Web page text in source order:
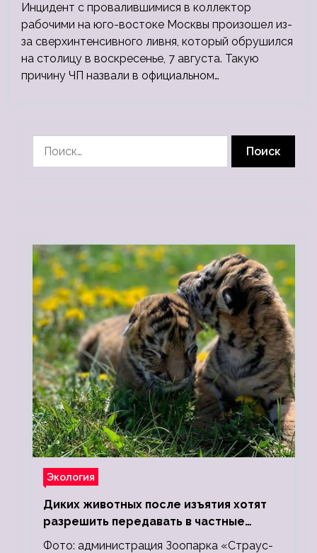
Инцидент с провалившимися в коллектор
рабочими на юго-востоке Москвы произошел из-
за сверхинтенсивного ливня, который обрушился
на столицу в воскресенье, 7 августа. Такую
причину ЧП назвали в официальном…
Экология
Диких животных после изъятия хотят
разрешить передавать в частные
зоопарки
Фото: администрация Зоопарка «Страус-